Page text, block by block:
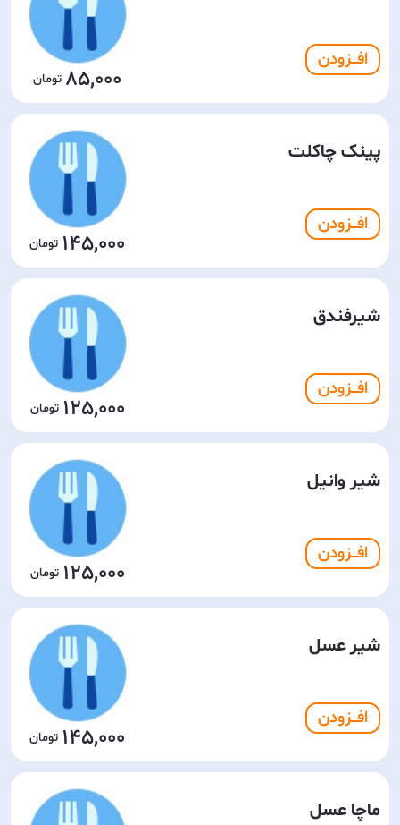
افـــزودن
85,000
پینک چاکلت
افـــزودن
145,000
شیرفندق
افـــزودن
125,000
شیر وانیل
افـــزودن
125,000
شیر عسل
افـــزودن
145,000
ماچا عسل